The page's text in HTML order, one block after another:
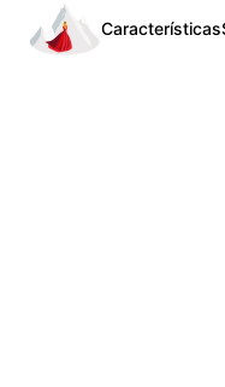
Características